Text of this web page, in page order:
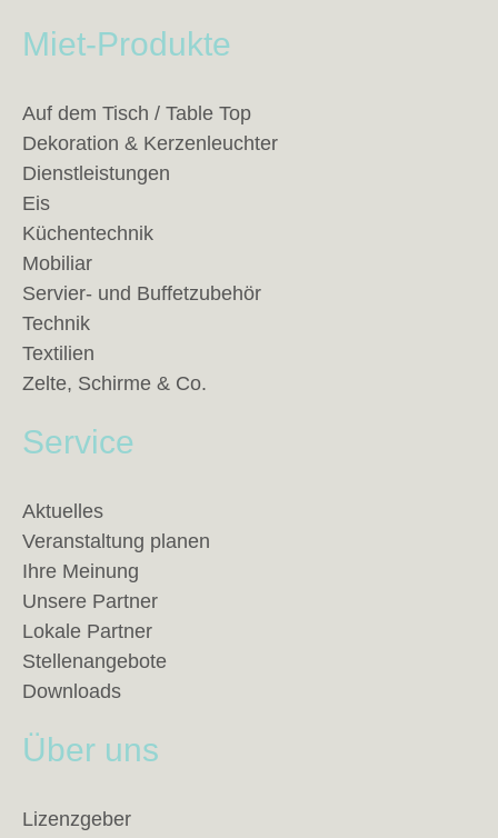
Miet-Produkte
Auf dem Tisch / Table Top
Dekoration & Kerzenleuchter
Dienstleistungen
Eis
Küchentechnik
Mobiliar
Servier- und Buffetzubehör
Technik
Textilien
Zelte, Schirme & Co.
Service
Aktuelles
Veranstaltung planen
Ihre Meinung
Unsere Partner
Lokale Partner
Stellenangebote
Downloads
Über uns
Lizenzgeber